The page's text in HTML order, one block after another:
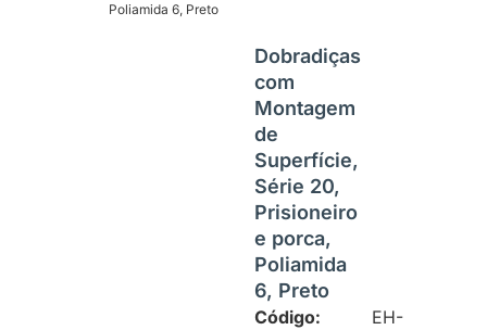
Poliamida 6, Preto
Dobradiças
com
Montagem
de
Superfície,
Série 20,
Prisioneiro
e porca,
Poliamida
6, Preto
Código:
EH-